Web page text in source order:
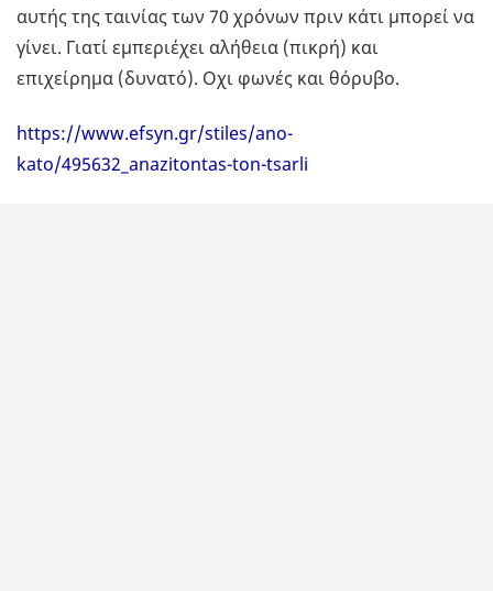
αυτής της ταινίας των 70 χρόνων πριν κάτι μπορεί να
γίνει. Γιατί εμπεριέχει αλήθεια (πικρή) και
επιχείρημα (δυνατό). Οχι φωνές και θόρυβο.
https://www.efsyn.gr/stiles/ano-
kato/495632_anazitontas-ton-tsarli